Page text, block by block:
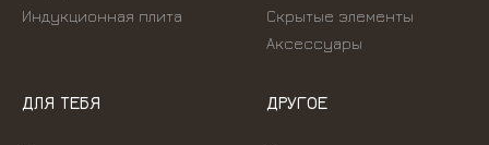
Индукционная плита
Скрытые элементы
Аксессуары
ДЛЯ ТЕБЯ ДРУГОЕ